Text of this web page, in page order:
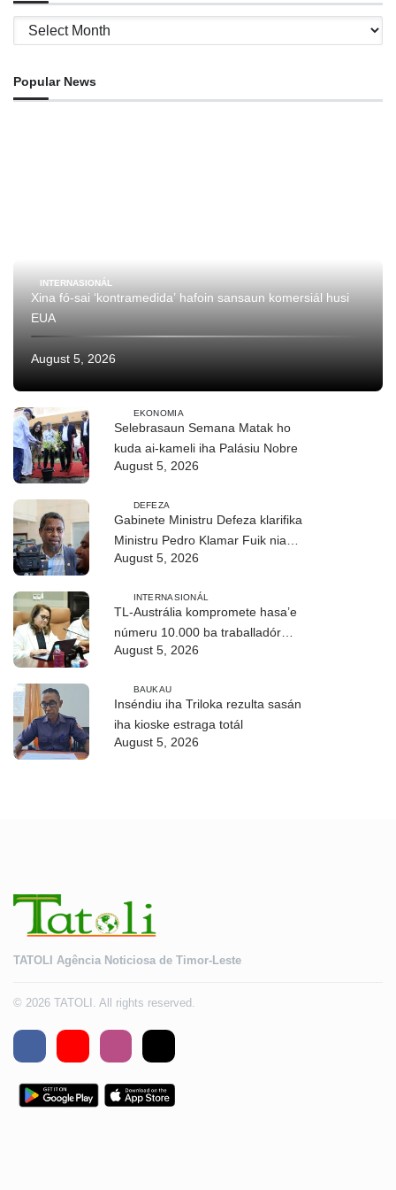
Archives
Popular News
INTERNASIONÁL
Xina fó-sai ‘kontramedida’ hafoin sansaun komersiál husi
EUA
August 5, 2026
EKONOMIA
Selebrasaun Semana Matak ho
kuda ai-kameli iha Palásiu Nobre
August 5, 2026
DEFEZA
Gabinete Ministru Defeza klarifika
Ministru Pedro Klamar Fuik nia
kondisaun saúde
August 5, 2026
INTERNASIONÁL
TL-Austrália kompromete hasa’e
númeru 10.000 ba traballadór
timoroan to’o 2028
August 5, 2026
BAUKAU
Inséndiu iha Triloka rezulta sasán
iha kioske estraga totál
August 5, 2026
TATOLI Agência Noticiosa de Timor-Leste
© 2026 TATOLI. All rights reserved.